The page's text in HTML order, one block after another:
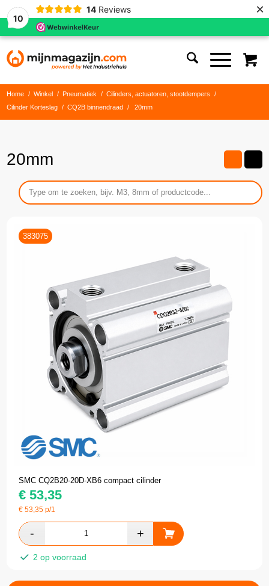
10
14 Reviews ×
Home / Winkel / Pneumatiek / Cilinders, actuatoren, stootdempers
/
Cilinder Korteslag
/ CQ2B binnendraad / 20mm
20mm
383075
SMC CQ2B20-20D-XB6 compact cilinder
€ 53,35
€53,35 p/1
2 op voorraad